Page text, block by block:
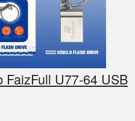
FaizFull U77-64 USB